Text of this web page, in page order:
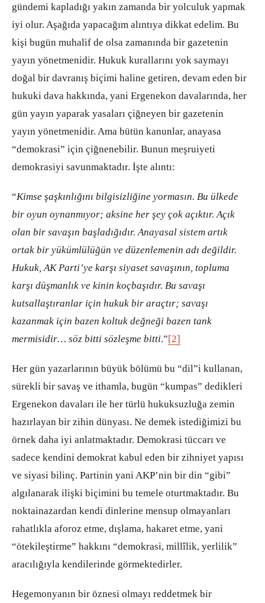
gündemi kapladığı yakın zamanda bir yolculuk yapmak
iyi olur. Aşağıda yapacağım alıntıya dikkat edelim. Bu
kişi bugün muhalif de olsa zamanında bir gazetenin
yayın yönetmenidir. Hukuk kurallarını yok saymayı
doğal bir davranış biçimi haline getiren, devam eden bir
hukuki dava hakkında, yani Ergenekon davalarında, her
gün yayın yaparak yasaları çiğneyen bir gazetenin
yayın yönetmenidir. Ama bütün kanunlar, anayasa
“demokrasi” için çiğnenebilir. Bunun meşruiyeti
demokrasiyi savunmaktadır. İşte alıntı:
“Kimse şaşkınlığını bilgisizliğine yormasın. Bu ülkede
bir oyun oynanmıyor; aksine her şey çok açıktır. Açık
olan bir savaşın başladığıdır. Anayasal sistem artık
ortak bir yükümlülüğün ve düzenlemenin adı değildir.
Hukuk, AK Parti’ye karşı siyaset savaşının, topluma
karşı düşmanlık ve kinin koçbaşıdır. Bu savaşı
kutsallaştıranlar için hukuk bir araçtır; savaşı
kazanmak için bazen koltuk değneği bazen tank
mermisidir… söz bitti sözleşme bitti.”[2]
Her gün yazarlarının büyük bölümü bu “dil”i kullanan,
sürekli bir savaş ve ithamla, bugün “kumpas” dedikleri
Ergenekon davaları ile her türlü hukuksuzluğa zemin
hazırlayan bir zihin dünyası. Ne demek istediğimizi bu
örnek daha iyi anlatmaktadır. Demokrasi tüccarı ve
sadece kendini demokrat kabul eden bir zihniyet yapısı
ve siyasi bilinç. Partinin yani AKP’nin bir din “gibi”
algılanarak ilişki biçimini bu temele oturtmaktadır. Bu
noktainazardan kendi dinlerine mensup olmayanları
rahatlıkla aforoz etme, dışlama, hakaret etme, yani
“ötekileştirme” hakkını “demokrasi, millîlik, yerlilik”
aracılığıyla kendilerinde görmektedirler.
Hegemonyanın bir öznesi olmayı reddetmek bir